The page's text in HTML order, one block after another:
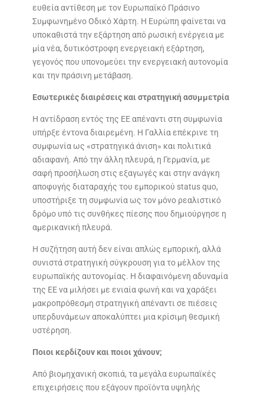
ευθεία αντίθεση με τον Ευρωπαϊκό Πράσινο
Συμφωνημένο Οδικό Χάρτη. Η Ευρώπη φαίνεται να
υποκαθιστά την εξάρτηση από ρωσική ενέργεια με
μία νέα, δυτικόστροφη ενεργειακή εξάρτηση,
γεγονός που υπονομεύει την ενεργειακή αυτονομία
και την πράσινη μετάβαση.
Εσωτερικές διαιρέσεις και στρατηγική ασυμμετρία
Η αντίδραση εντός της ΕΕ απέναντι στη συμφωνία
υπήρξε έντονα διαιρεμένη. Η Γαλλία επέκρινε τη
συμφωνία ως «στρατηγικά άνιση» και πολιτικά
αδιαφανή. Από την άλλη πλευρά, η Γερμανία, με
σαφή προσήλωση στις εξαγωγές και στην ανάγκη
αποφυγής διαταραχής του εμπορικού status quo,
υποστήριξε τη συμφωνία ως τον μόνο ρεαλιστικό
δρόμο υπό τις συνθήκες πίεσης που δημιούργησε η
αμερικανική πλευρά.
Η συζήτηση αυτή δεν είναι απλώς εμπορική, αλλά
συνιστά στρατηγική σύγκρουση για το μέλλον της
ευρωπαϊκής αυτονομίας. Η διαφαινόμενη αδυναμία
της ΕΕ να μιλήσει με ενιαία φωνή και να χαράξει
μακροπρόθεσμη στρατηγική απέναντι σε πιέσεις
υπερδυνάμεων αποκαλύπτει μια κρίσιμη θεσμική
υστέρηση.
Ποιοι κερδίζουν και ποιοι χάνουν;
Από βιομηχανική σκοπιά, τα μεγάλα ευρωπαϊκές
επιχειρήσεις που εξάγουν προϊόντα υψηλής